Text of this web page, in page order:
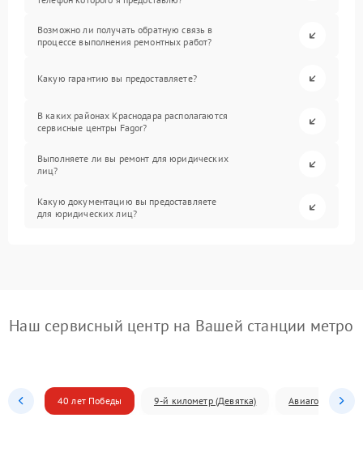
Возможно ли получать обратную связь в
процессе выполнения ремонтных работ?
Какую гарантию вы предоставляете?
В каких районах Краснодара располагаются
сервисные центры Fagor?
Выполняете ли вы ремонт для юридических
лиц?
Какую документацию вы предоставляете
для юридических лиц?
Наш сервисный центр на Вашей станции метро
40 лет Победы 9-й километр (Девятка) Авиагородок